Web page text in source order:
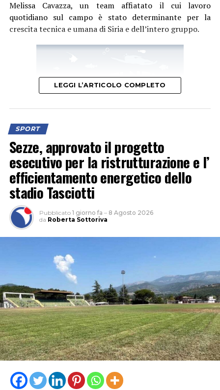
Melissa Cavazza, un team affiatato il cui lavoro
quotidiano sul campo è stato determinante per la
crescita tecnica e umana di Siria e dell’intero gruppo.
La società sportiva che negli anni si è fatta notare come
una delle più titolate d’Italia con podi in ogni fascia
d’età e categoria, sia nei campionati federali che
promozionali, parla oggi di un “risultato storico e senza
precedenti per la comunità apriliana: mai nessun atleta,
in alcuna disciplina sportiva, era riuscito a raggiungere
LEGGI L’ARTICOLO COMPLETO
SPORT
Sezze, approvato il progetto
esecutivo per la ristrutturazione e l’
efficientamento energetico dello
stadio Tasciotti
Pubblicato 1 giorno fa – 8 Agosto 2026
da Roberta Sottoriva